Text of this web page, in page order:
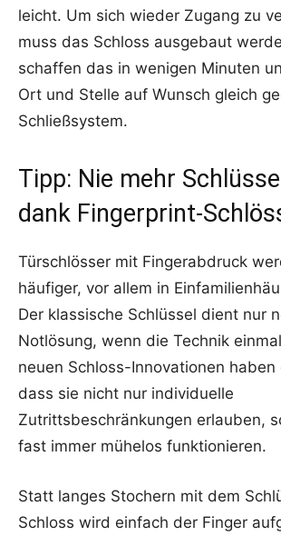
leicht. Um sich wieder Zugang zu
muss das Schloss ausgebaut
schaffen das in wenigen Minuten
Ort und Stelle auf Wunsch gleich
Schließsystem.
Tipp: Nie mehr
dank Fingerprint-
Türschlösser mit Fingerabdruck
häufiger, vor allem in
Der klassische Schlüssel dient nur
Notlösung, wenn die Technik
neuen Schloss-Innovationen haben
dass sie nicht nur individuelle
Zutrittsbeschränkungen erlauben,
fast immer mühelos funktionieren.
Statt langes Stochern mit dem
Schloss wird einfach der Finger